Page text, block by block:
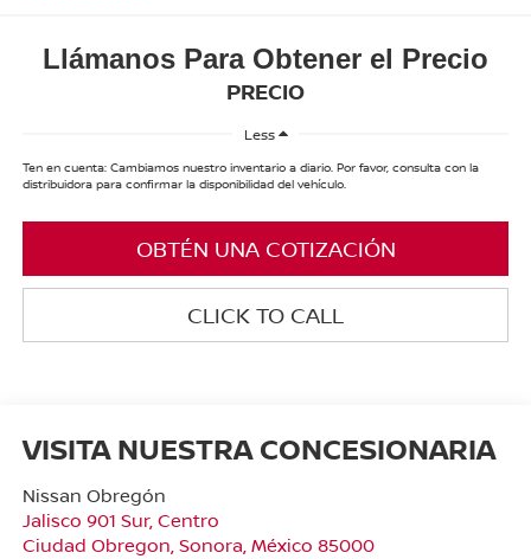
Llámanos Para Obtener el Precio
PRECIO
Less
Ten en cuenta: Cambiamos nuestro inventario a diario. Por favor, consulta con la
distribuidora para confirmar la disponibilidad del vehículo.
OBTÉN UNA COTIZACIÓN
CLICK TO CALL
VISITA NUESTRA CONCESIONARIA
Nissan Obregón
Jalisco 901 Sur, Centro
Ciudad Obregon, Sonora, México 85000